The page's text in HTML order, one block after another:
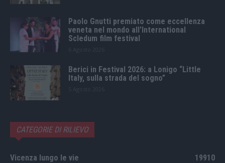
Paolo Gnutti premiato come eccellenza
veneta nel mondo all’International
Scledum film festival
Berici in Festival 2026: a Lonigo “Little
Italy, sulla strada del sogno”
CATEGORIE DI RILIEVO
Vicenza lungo le vie 19910